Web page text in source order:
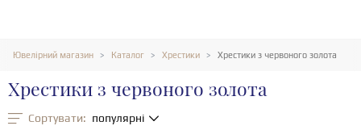
Ювелірний магазин Каталог Хрестики Хрестики з червоного золота
Хрестики з червоного золота
Сортувати: популярні